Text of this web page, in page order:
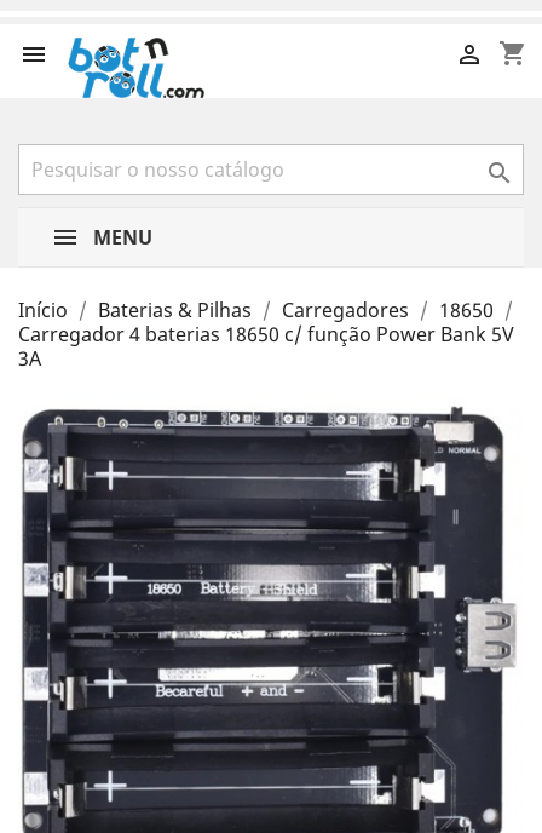
 shopping_cart


MENU
Início Baterias & Pilhas Carregadores
18650
Carregador 4 baterias 18650 c/ função Power Bank 5V
3A